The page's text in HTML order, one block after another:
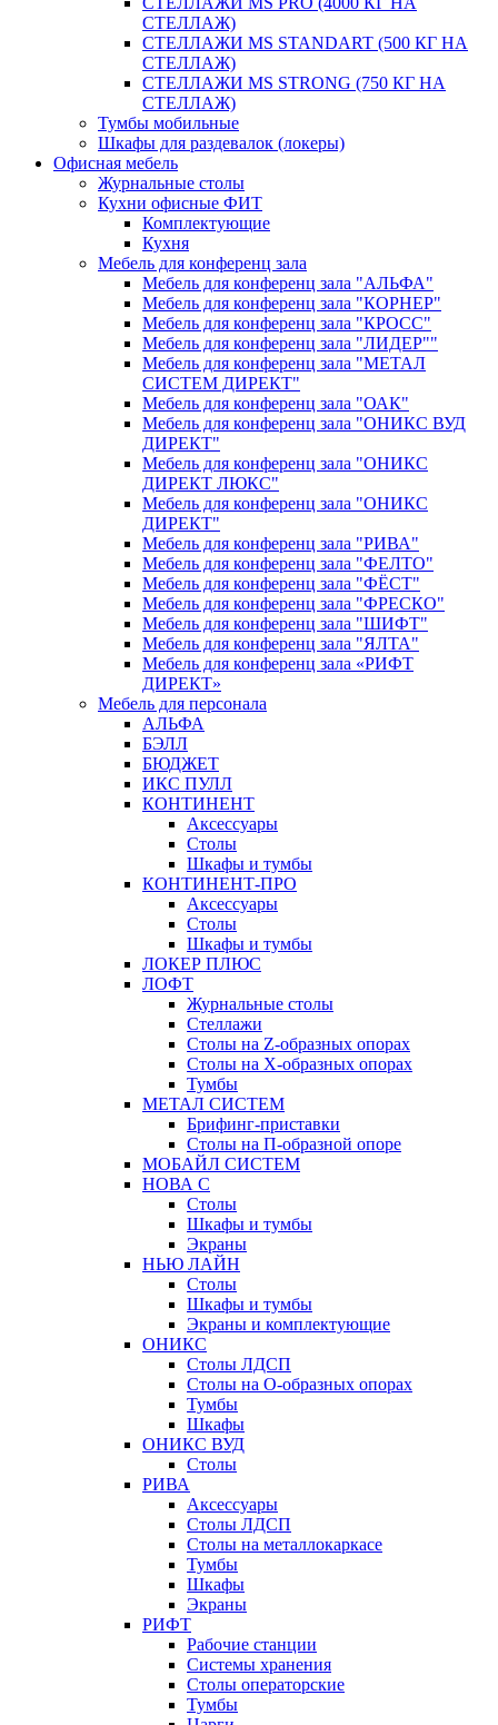
СТЕЛЛАЖ)
СТЕЛЛАЖИ MS STANDART (500 КГ НА
СТЕЛЛАЖ)
СТЕЛЛАЖИ MS STRONG (750 КГ НА
СТЕЛЛАЖ)
Тумбы мобильные
Шкафы для раздевалок (локеры)
Офисная мебель
Журнальные столы
Кухни офисные ФИТ
Комплектующие
Кухня
Мебель для конференц зала
Мебель для конференц зала "АЛЬФА"
Мебель для конференц зала "КОРНЕР"
Мебель для конференц зала "КРОСС"
Мебель для конференц зала "ЛИДЕР""
Мебель для конференц зала "МЕТАЛ
СИСТЕМ ДИРЕКТ"
Мебель для конференц зала "ОАК"
Мебель для конференц зала "ОНИКС ВУД
ДИРЕКТ"
Мебель для конференц зала "ОНИКС
ДИРЕКТ ЛЮКС"
Мебель для конференц зала "ОНИКС
ДИРЕКТ"
Мебель для конференц зала "РИВА"
Мебель для конференц зала "ФЕЛТО"
Мебель для конференц зала "ФЁСТ"
Мебель для конференц зала "ФРЕСКО"
Мебель для конференц зала "ШИФТ"
Мебель для конференц зала "ЯЛТА"
Мебель для конференц зала «РИФТ
ДИРЕКТ»
Мебель для персонала
АЛЬФА
БЭЛЛ
БЮДЖЕТ
ИКС ПУЛЛ
КОНТИНЕНТ
Аксессуары
Столы
Шкафы и тумбы
КОНТИНЕНТ-ПРО
Аксессуары
Столы
Шкафы и тумбы
ЛОКЕР ПЛЮС
ЛОФТ
Журнальные столы
Стеллажи
Столы на Z-образных опорах
Столы на Х-образных опорах
Тумбы
МЕТАЛ СИСТЕМ
Брифинг-приставки
Столы на П-образной опоре
МОБАЙЛ СИСТЕМ
НОВА С
Столы
Шкафы и тумбы
Экраны
НЬЮ ЛАЙН
Столы
Шкафы и тумбы
Экраны и комплектующие
ОНИКС
Столы ЛДСП
Столы на О-образных опорах
Тумбы
Шкафы
ОНИКС ВУД
Столы
РИВА
Аксессуары
Столы ЛДСП
Столы на металлокаркасе
Тумбы
Шкафы
Экраны
РИФТ
Рабочие станции
Системы хранения
Столы операторские
Тумбы